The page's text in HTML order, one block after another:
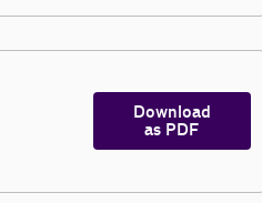
Download
as PDF